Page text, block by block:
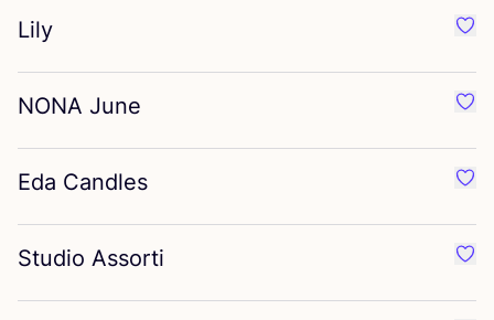
Lily
NONA June
Eda Candles
Studio Assorti